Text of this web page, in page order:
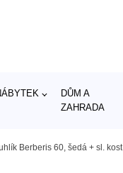
DŮM A
ZAHRADA
Berberis 60, šedá + sl. kost